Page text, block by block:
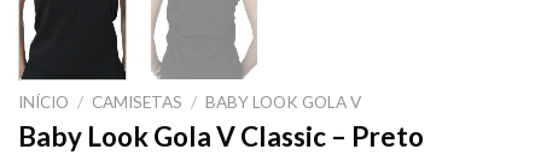
INÍCIO / CAMISETAS / BABY LOOK GOLA V
Baby Look Gola V Classic – Preto